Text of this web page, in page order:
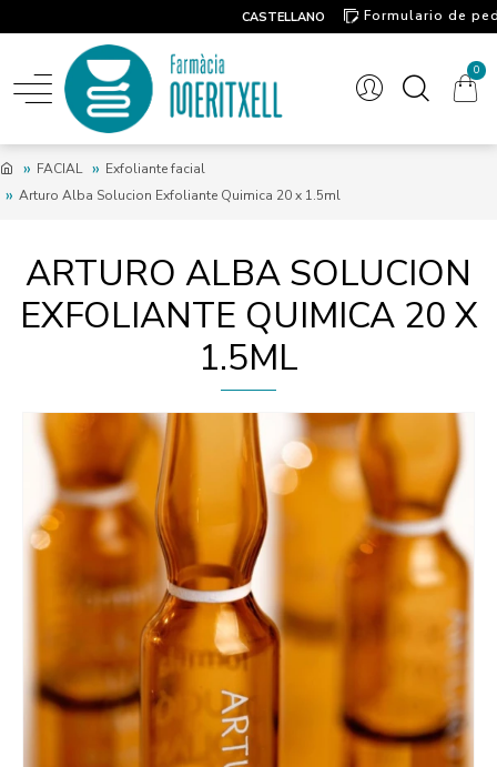
CASTELLANO
Formulario de
0
FACIAL
Exfoliante facial
Arturo Alba Solucion Exfoliante Quimica 20 x 1.5ml
ARTURO ALBA SOLUCION
EXFOLIANTE QUIMICA 20 X
1.5ML